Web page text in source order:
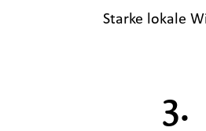
Starke lokale
3.